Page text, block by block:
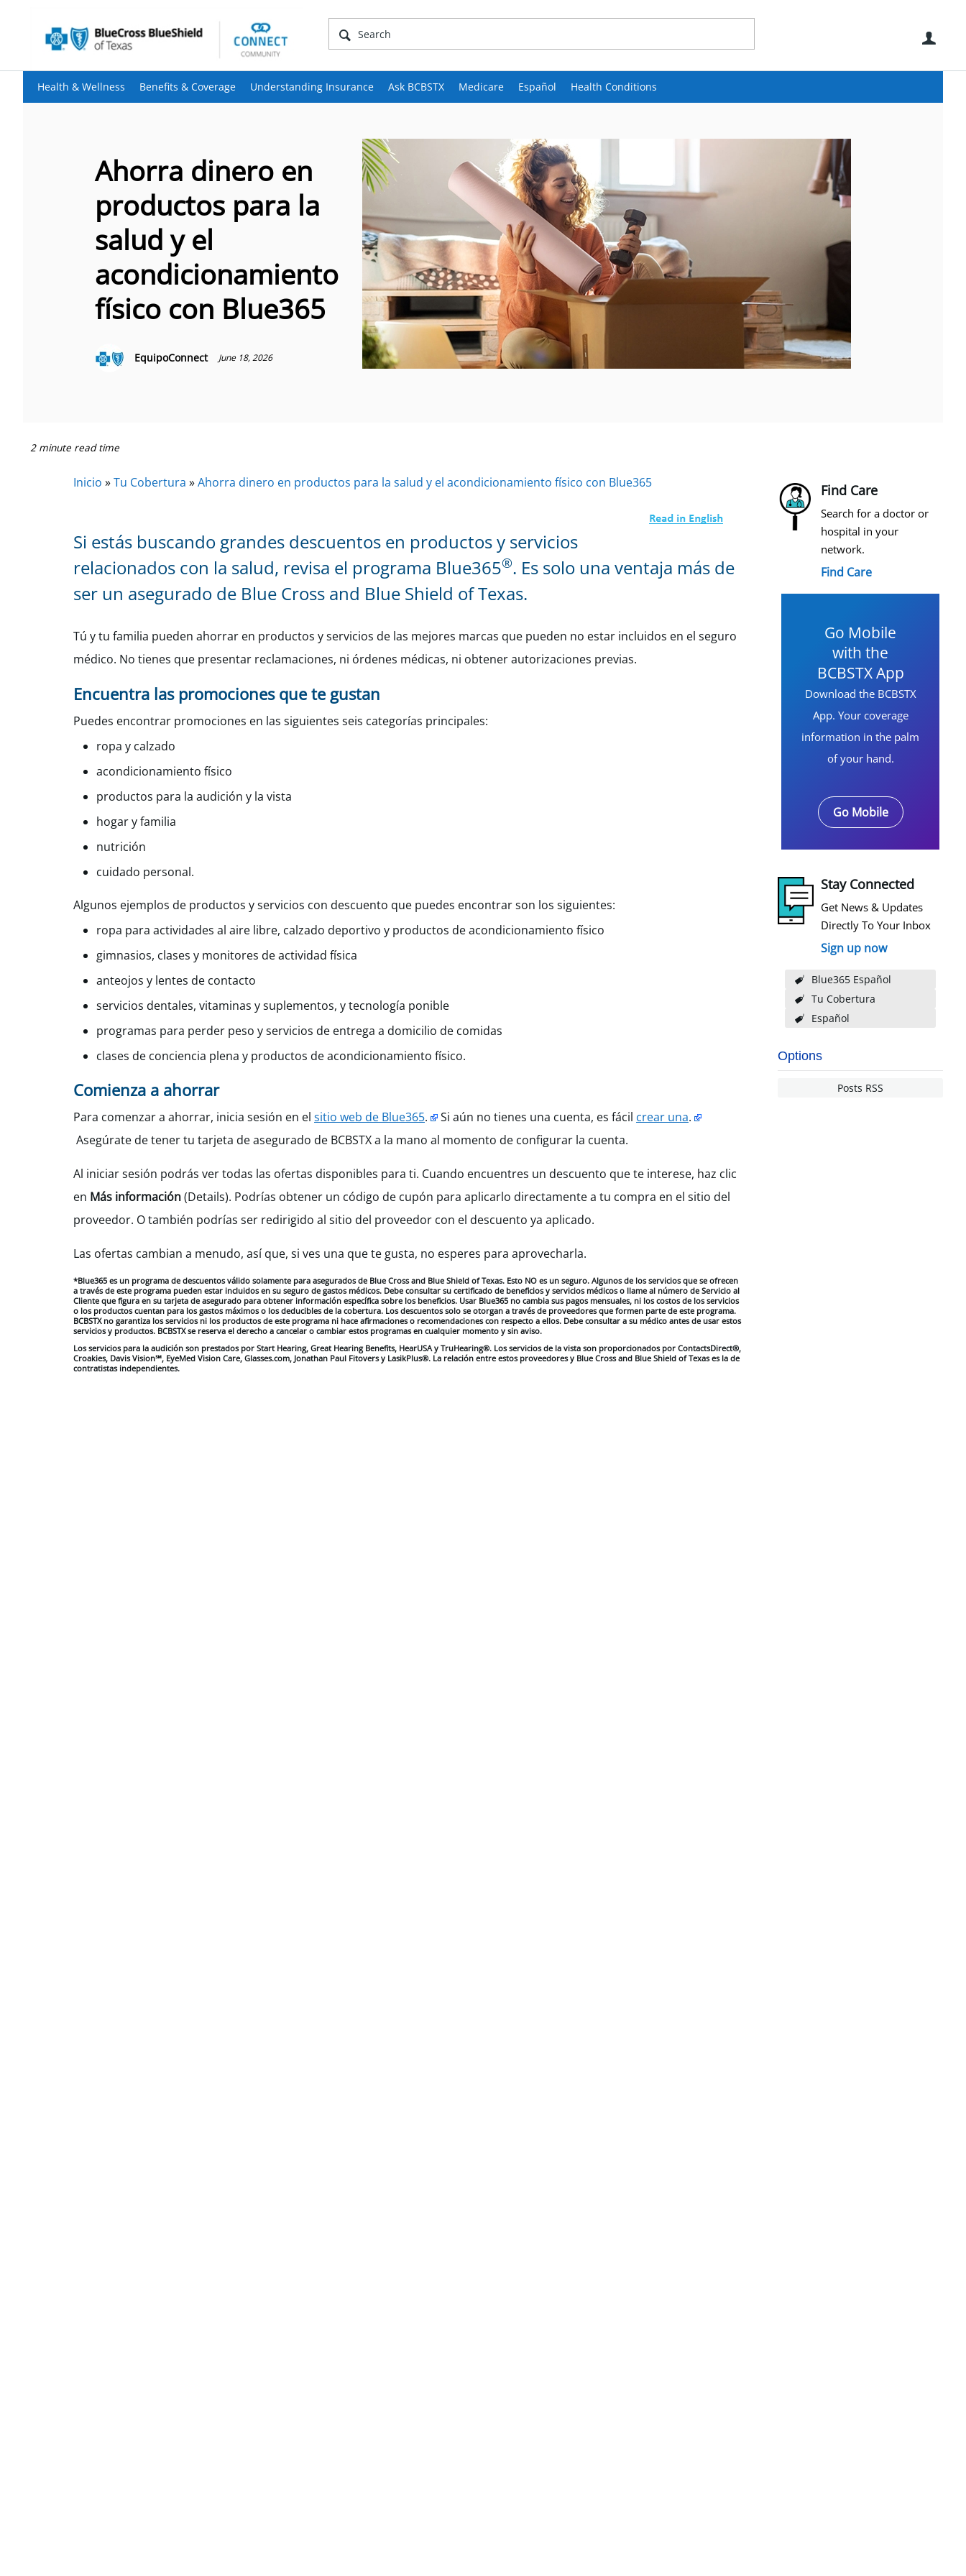
Health & Wellness Benefits & Coverage Understanding Insurance Ask BCBSTX Medicare Español Health Conditions
Ahorra dinero en
productos para la
salud y el
acondicionamiento
físico con Blue365
EquipoConnect June 18, 2026
2 minute read time
Find Care
Search for a doctor or
hospital in your
network.
Find Care
Go Mobile
with the
BCBSTX App
Download the BCBSTX
App. Your coverage
information in the palm
of your hand.
Go Mobile
Stay Connected
Get News & Updates
Directly To Your Inbox
Sign up now
Blue365 Español
Tu Cobertura
Español
Options
Posts RSS
Inicio »Tu Cobertura »Ahorra dinero en productos para la salud y el acondicionamiento físico con Blue365
Si estás buscando grandes descuentos en productos y servicios
relacionados con la salud, revisa el programa Blue365®. Es solo una ventaja más de
ser un asegurado de Blue Cross and Blue Shield of Texas.
Tú y tu familia pueden ahorrar en productos y servicios de las mejores marcas que pueden no estar incluidos en el seguro
médico. No tienes que presentar reclamaciones, ni órdenes médicas, ni obtener autorizaciones previas.
Encuentra las promociones que te gustan
Puedes encontrar promociones en las siguientes seis categorías principales:
ropa y calzado
acondicionamiento físico
productos para la audición y la vista
hogar y familia
nutrición
cuidado personal.
Algunos ejemplos de productos y servicios con descuento que puedes encontrar son los siguientes:
ropa para actividades al aire libre, calzado deportivo y productos de acondicionamiento físico
gimnasios, clases y monitores de actividad física
anteojos y lentes de contacto
servicios dentales, vitaminas y suplementos, y tecnología ponible
programas para perder peso y servicios de entrega a domicilio de comidas
clases de conciencia plena y productos de acondicionamiento físico.
Comienza a ahorrar
Para comenzar a ahorrar, inicia sesión en el sitio web de Blue365. Si aún no tienes una cuenta, es fácil crear una.
Asegúrate de tener tu tarjeta de asegurado de BCBSTX a la mano al momento de configurar la cuenta.
Al iniciar sesión podrás ver todas las ofertas disponibles para ti. Cuando encuentres un descuento que te interese, haz clic
en Más información(Details). Podrías obtener un código de cupón para aplicarlo directamente a tu compra en el sitio del
proveedor. O también podrías ser redirigido al sitio del proveedor con el descuento ya aplicado.
Las ofertas cambian a menudo, así que, si ves una que te gusta, no esperes para aprovecharla.
*Blue365 es un programa de descuentos válido solamente para asegurados de Blue Cross and Blue Shield of Texas. Esto NO es un seguro. Algunos de los servicios que se ofrecen
a través de este programa pueden estar incluidos en su seguro de gastos médicos. Debe consultar su certificado de beneficios y servicios médicos o llame al número de Servicio al
Cliente que figura en su tarjeta de asegurado para obtener información específica sobre los beneficios. Usar Blue365 no cambia sus pagos mensuales, ni los costos de los servicios
o los productos cuentan para los gastos máximos o los deducibles de la cobertura. Los descuentos solo se otorgan a través de proveedores que formen parte de este programa.
BCBSTX no garantiza los servicios ni los productos de este programa ni hace afirmaciones o recomendaciones con respecto a ellos. Debe consultar a su médico antes de usar estos
servicios y productos. BCBSTX se reserva el derecho a cancelar o cambiar estos programas en cualquier momento y sin aviso.
Los servicios para la audición son prestados por Start Hearing, Great Hearing Benefits, HearUSA y TruHearing®. Los servicios de la vista son proporcionados por ContactsDirect®,
Croakies, Davis Vision℠, EyeMed Vision Care, Glasses.com, Jonathan Paul Fitovers y LasikPlus®. La relación entre estos proveedores y Blue Cross and Blue Shield of Texas es la de
contratistas independientes.